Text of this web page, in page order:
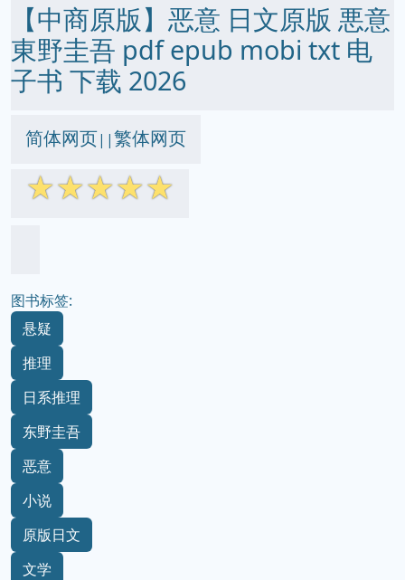
【中商原版】恶意 日文原版 悪意
東野圭吾 pdf epub mobi txt 电
子书 下载 2026
简体网页||繁体网页
☆☆☆☆☆
图书标签:
悬疑
推理
日系推理
东野圭吾
恶意
小说
原版日文
文学